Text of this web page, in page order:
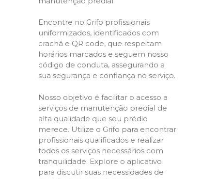
Encontre no Grifo profissionais
uniformizados, identificados com
crachá e QR code, que respeitam
horários marcados e seguem nosso
código de conduta, assegurando a
sua segurança e confiança no serviço.
Nosso objetivo é facilitar o acesso a
serviços de manutenção predial de
alta qualidade que seu prédio
merece. Utilize o Grifo para encontrar
profissionais qualificados e realizar
todos os serviços necessários com
tranquilidade. Explore o aplicativo
para discutir suas necessidades de